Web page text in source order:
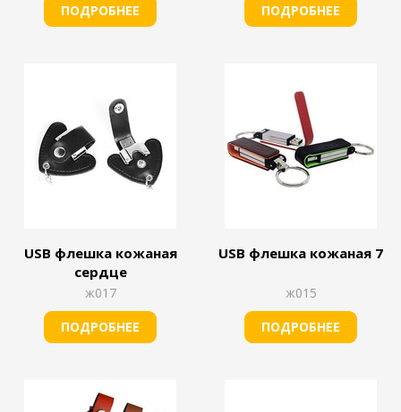
ПОДРОБНЕЕ ПОДРОБНЕЕ
USB флешка кожаная
сердце
ж017
ПОДРОБНЕЕ
USB флешка кожаная 7
ж015
ПОДРОБНЕЕ